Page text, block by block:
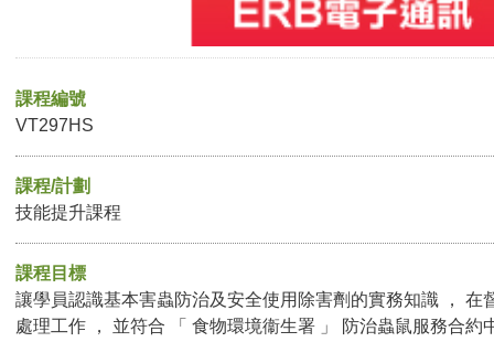
課程編號
VT297HS
課程/計劃
技能提升課程
課程目標
讓學員認識基本害蟲防治及安全使用除害劑的實務知識 ， 在
處理工作 ， 並符合 「 食物環境衞生署 」 防治蟲鼠服務合約